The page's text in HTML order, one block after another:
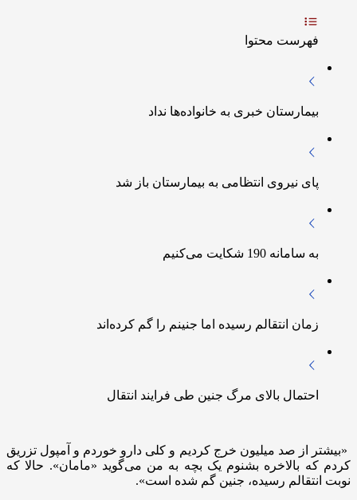
فهرست محتوا
بیمارستان خبری به خانواده‌ها نداد
پای نیروی انتظامی به بیمارستان باز شد
به سامانه 190 شکایت می‌کنیم
زمان انتقالم رسیده اما جنینم را گم کرده‌اند
احتمال بالای مرگ جنین طی فرایند انتقال
«بیشتر از صد میلیون خرج کردیم و کلی دارو خوردم و آمپول تزریق
کردم که بالاخره بشنوم یک بچه به‌ من می‌گوید‌ «مامان». حالا که
نوبت انتقالم رسیده، جنین گم شده است».